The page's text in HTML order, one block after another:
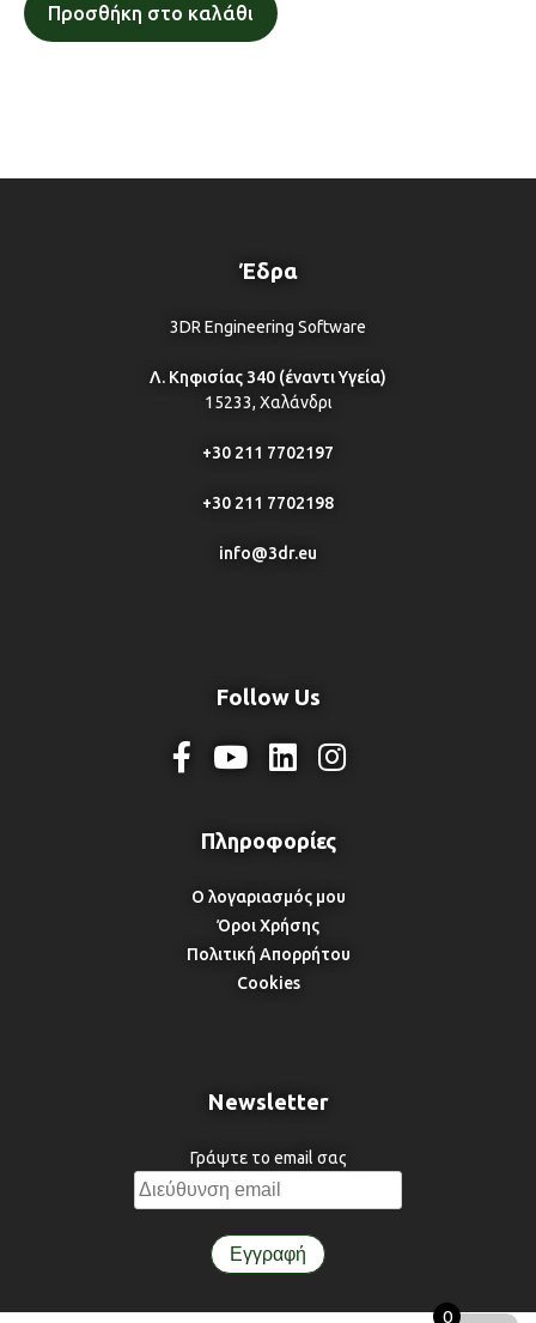
Προσθήκη στο καλάθι
Έδρα
3DR Engineering Software
Λ. Κηφισίας 340 (έναντι Υγεία)
15233, Χαλάνδρι
+30 211 7702197
+30 211 7702198
info@3dr.eu
Follow Us
Ο λογαριασμός μου
Όροι Χρήσης
Πολιτική Απορρήτου
Cookies
Newsletter
Γράψτε το email σας
0